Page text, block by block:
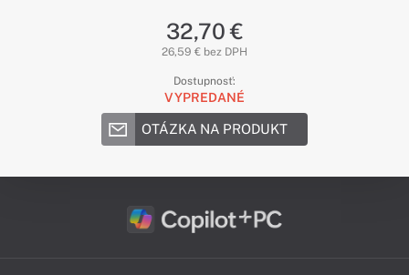
32,70 €
26,59 € bez DPH
Dostupnosť:
VYPREDANÉ
OTÁZKA NA PRODUKT